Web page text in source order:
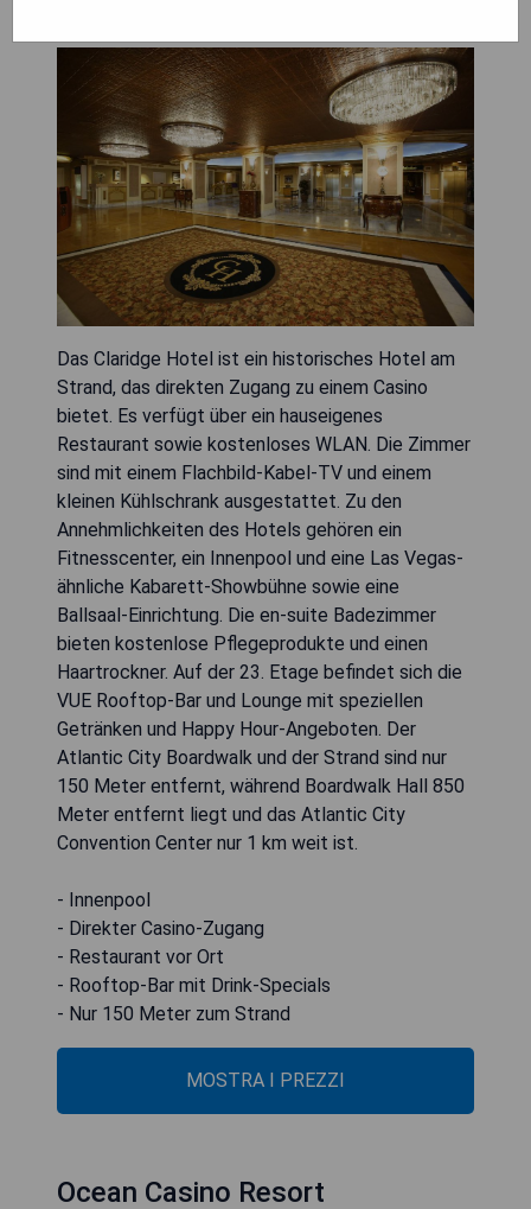
Das Claridge Hotel ist ein historisches Hotel am
Strand, das direkten Zugang zu einem Casino
bietet. Es verfügt über ein hauseigenes
Restaurant sowie kostenloses WLAN. Die Zimmer
sind mit einem Flachbild-Kabel-TV und einem
kleinen Kühlschrank ausgestattet. Zu den
Annehmlichkeiten des Hotels gehören ein
Fitnesscenter, ein Innenpool und eine Las Vegas-
ähnliche Kabarett-Showbühne sowie eine
Ballsaal-Einrichtung. Die en-suite Badezimmer
bieten kostenlose Pflegeprodukte und einen
Haartrockner. Auf der 23. Etage befindet sich die
VUE Rooftop-Bar und Lounge mit speziellen
Getränken und Happy Hour-Angeboten. Der
Atlantic City Boardwalk und der Strand sind nur
150 Meter entfernt, während Boardwalk Hall 850
Meter entfernt liegt und das Atlantic City
Convention Center nur 1 km weit ist.
- Innenpool
- Direkter Casino-Zugang
- Restaurant vor Ort
- Rooftop-Bar mit Drink-Specials
- Nur 150 Meter zum Strand
MOSTRA I PREZZI
Ocean Casino Resort